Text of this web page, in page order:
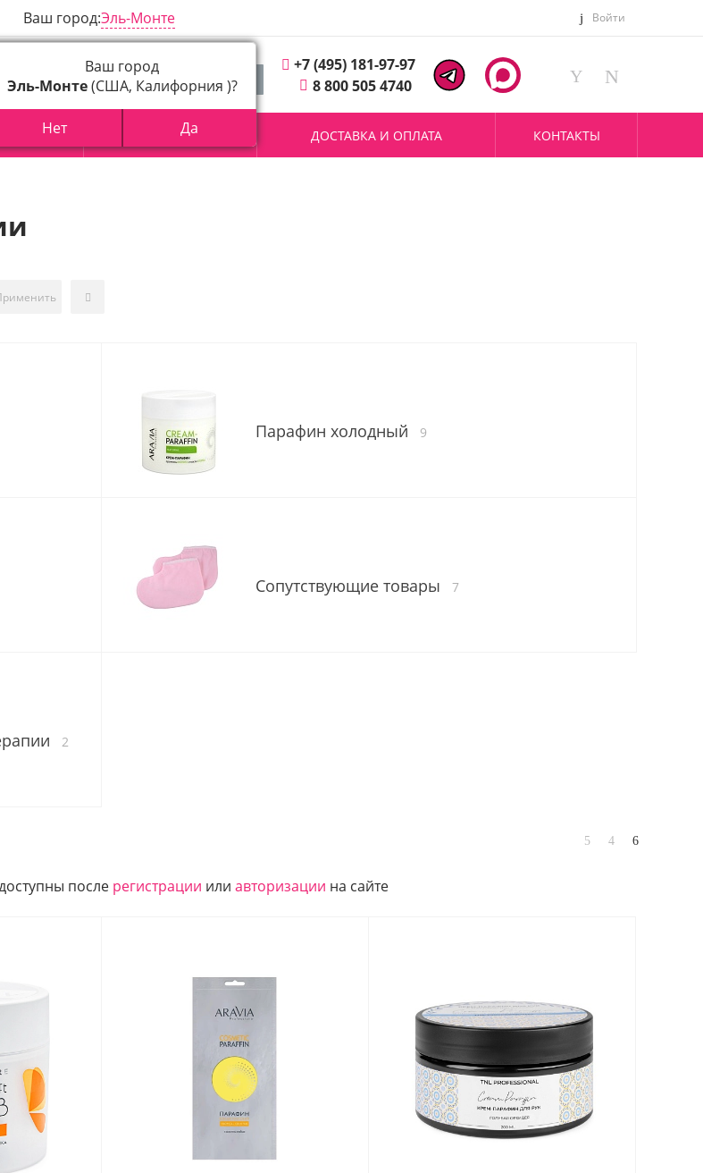
Ваш город:Эль-Монте Войти
+7 (495) 181-97-97
8 800 505 4740
АКЦИИ О КОМПАНИИ ДОСТАВКА И ОПЛАТА КОНТАКТЫ
Парафин холодный 9
Сопутствующие товары 7
2
после регистрации или авторизации на сайте
Ваш город
Эль-Монте(США, Калифорния )?
Нет Да